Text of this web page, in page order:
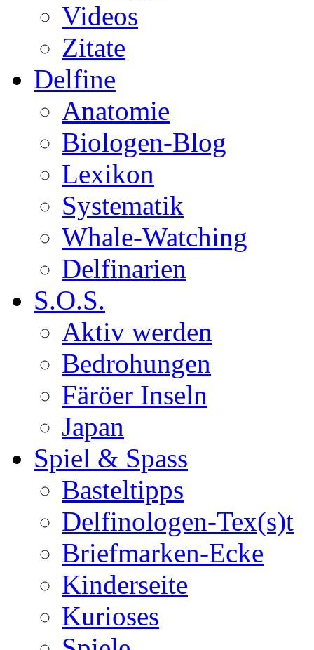
Videos
Zitate
Delfine
Anatomie
Biologen-Blog
Lexikon
Systematik
Whale-Watching
Delfinarien
S.O.S.
Aktiv werden
Bedrohungen
Färöer Inseln
Japan
Spiel & Spass
Basteltipps
Delfinologen-Tex(s)t
Briefmarken-Ecke
Kinderseite
Kurioses